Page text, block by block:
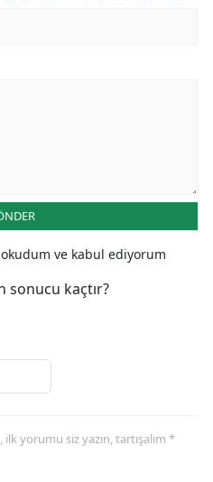
okudum ve kabul ediyorum
sonucu kaçtır?
yorumu siz yazın, tartışalım *